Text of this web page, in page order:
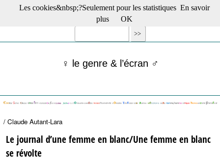
☰ Menu
Films récents
Films -TV/plates-formes
Archives
S’abonner à la Lettre !
♀ le genre & l’écran ♂
/ Claude Autant-Lara
Le journal d’une femme en blanc/Une femme en blanc
se révolte
Les cookies&nbsp;?Seulement pour les statistiques En savoir
plus
OK